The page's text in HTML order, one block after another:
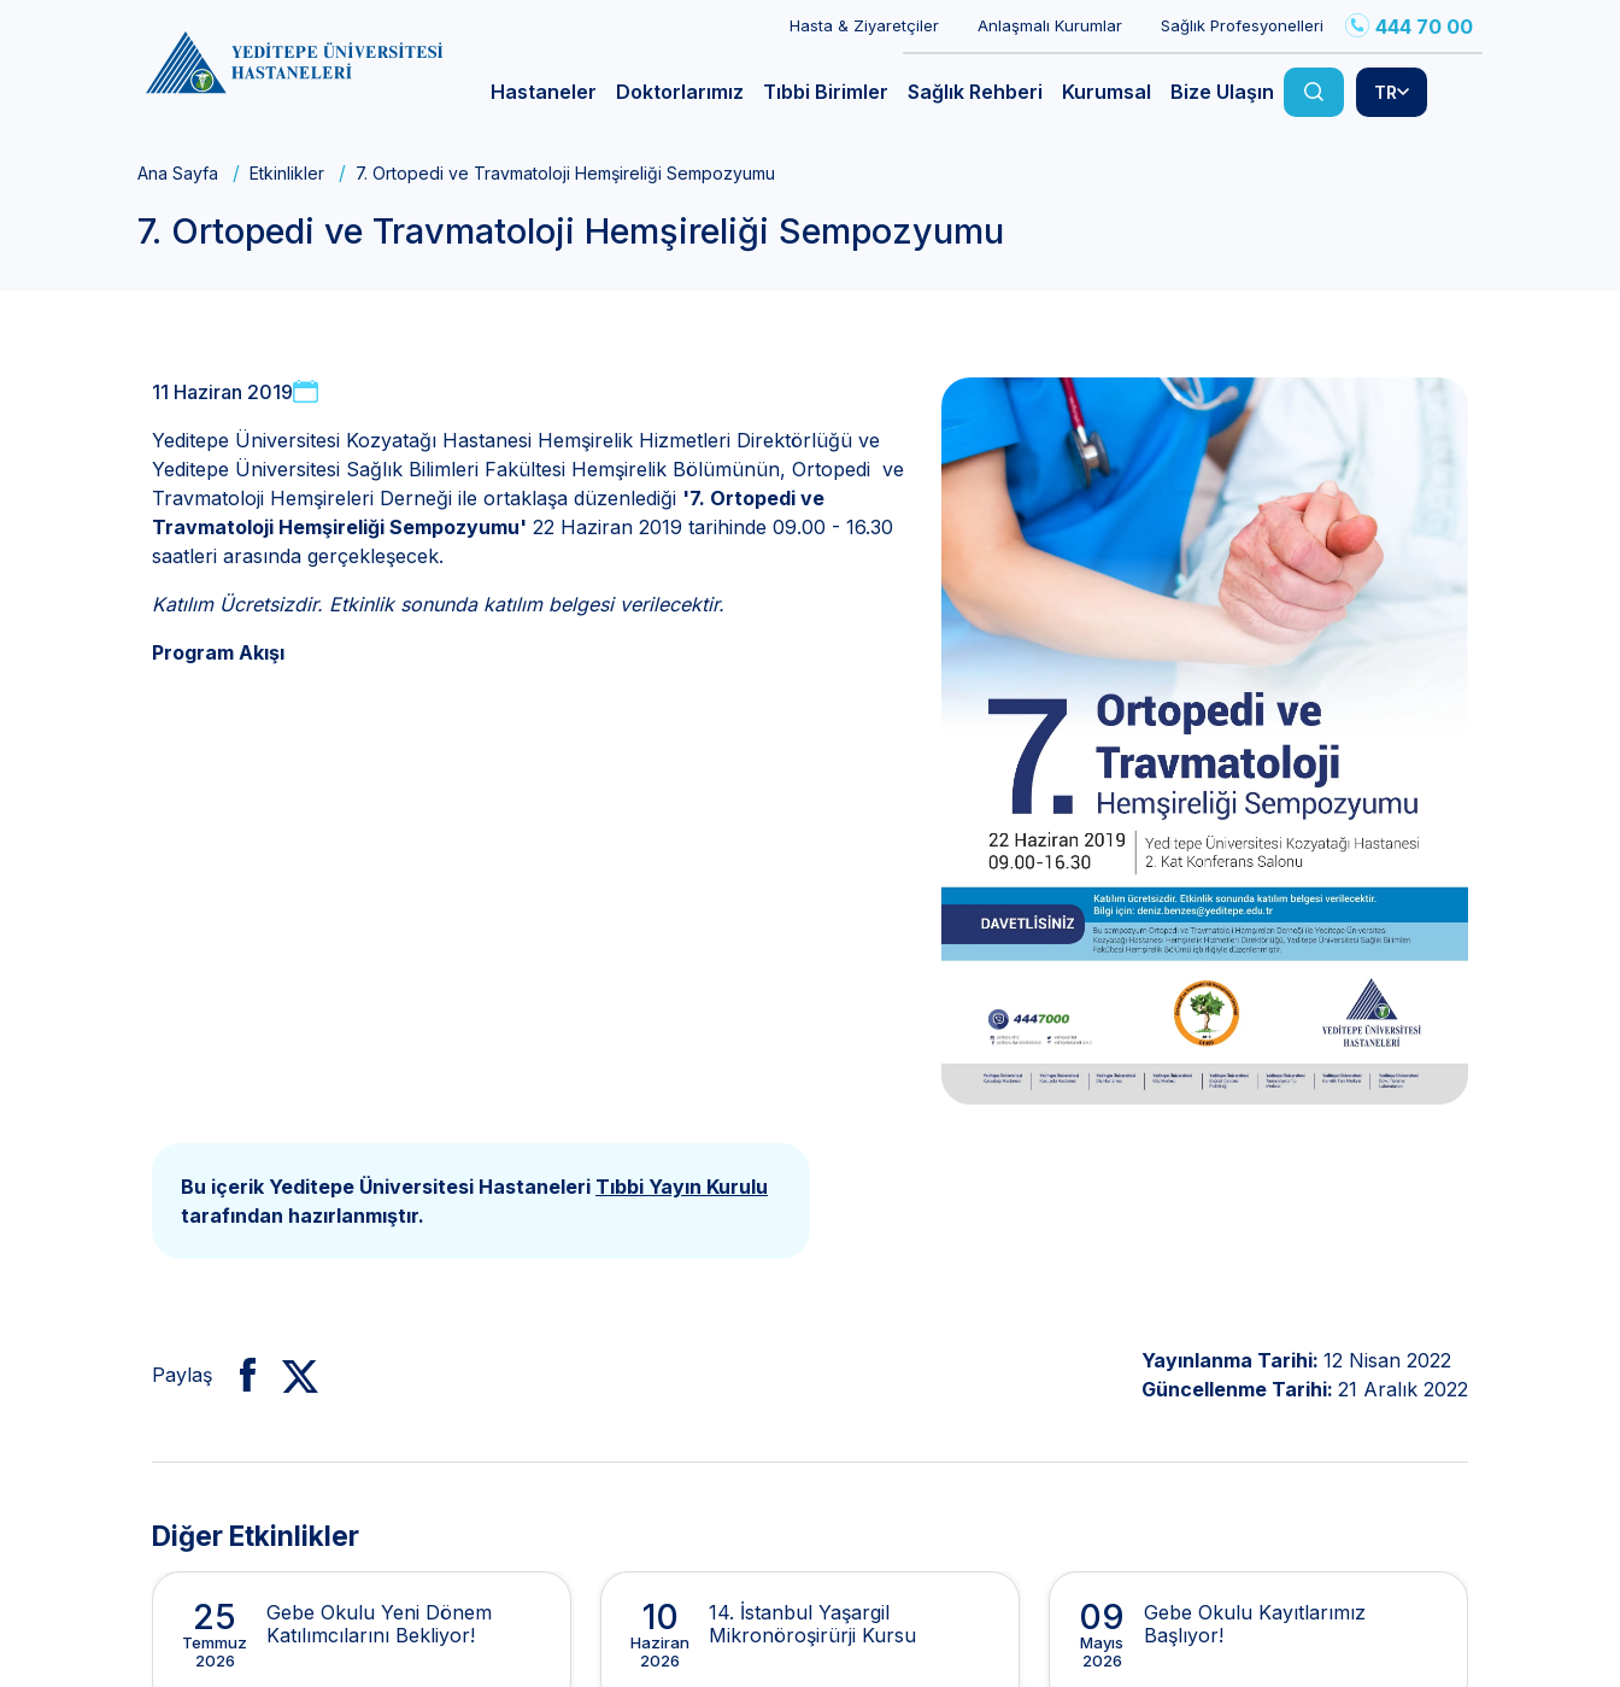
Hasta & Ziyaretçiler Anlaşmalı Kurumlar Sağlık Profesyonelleri 444 70 00
Hastaneler Doktorlarımız Tıbbi Birimler Sağlık Rehberi Kurumsal Bize Ulaşın TR
Ana Sayfa Etkinlikler 7. Ortopedi ve Travmatoloji Hemşireliği Sempozyumu
7. Ortopedi ve Travmatoloji Hemşireliği Sempozyumu
11 Haziran 2019
Yeditepe Üniversitesi Kozyatağı Hastanesi Hemşirelik Hizmetleri Direktörlüğü ve
Yeditepe Üniversitesi Sağlık Bilimleri Fakültesi Hemşirelik Bölümünün, Ortopedi ve
Travmatoloji Hemşireleri Derneği ile ortaklaşa düzenlediği '7. Ortopedi ve
Travmatoloji Hemşireliği Sempozyumu' 22 Haziran 2019 tarihinde 09.00 - 16.30
saatleri arasında gerçekleşecek.
Katılım Ücretsizdir. Etkinlik sonunda katılım belgesi verilecektir.
Program Akışı
Bu içerik Yeditepe Üniversitesi Hastaneleri Tıbbi Yayın Kurulu
tarafından hazırlanmıştır.
Paylaş
Yayınlanma Tarihi: 12 Nisan 2022
Güncellenme Tarihi: 21 Aralık 2022
Diğer Etkinlikler
25
Temmuz
2026
Gebe Okulu Yeni Dönem
Katılımcılarını Bekliyor!
10
Haziran
2026
14. İstanbul Yaşargil
Mikronöroşirürji Kursu
09
Mayıs
2026
Gebe Okulu Kayıtlarımız
Başlıyor!